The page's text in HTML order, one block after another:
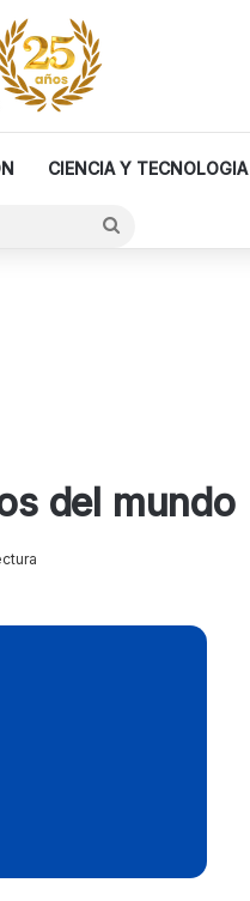
CIENCIA Y TECNOLOGIA
del mundo